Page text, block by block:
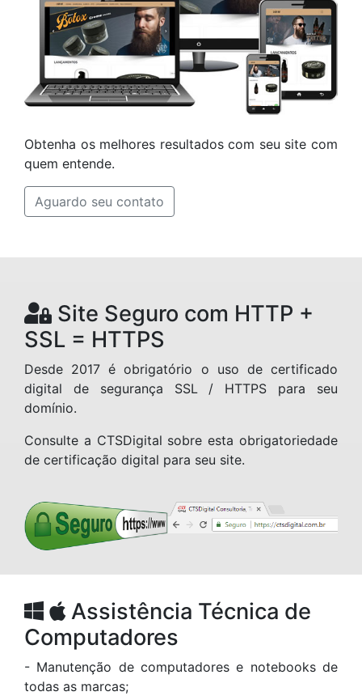
Obtenha os melhores resultados com seu site com
quem entende.
Aguardo seu contato
Site Seguro com HTTP +
SSL = HTTPS
Desde 2017 é obrigatório o uso de certificado
digital de segurança SSL / HTTPS para seu
domínio.
Consulte a CTSDigital sobre esta obrigatoriedade
de certificação digital para seu site.
Assistência Técnica de
Computadores
- Manutenção de computadores e notebooks de
todas as marcas;